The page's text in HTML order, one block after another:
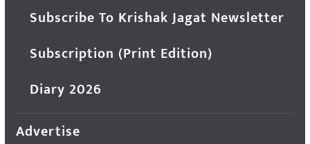
Subscribe To Krishak Jagat Newsletter
Subscription (Print Edition)
Diary 2026
Advertise